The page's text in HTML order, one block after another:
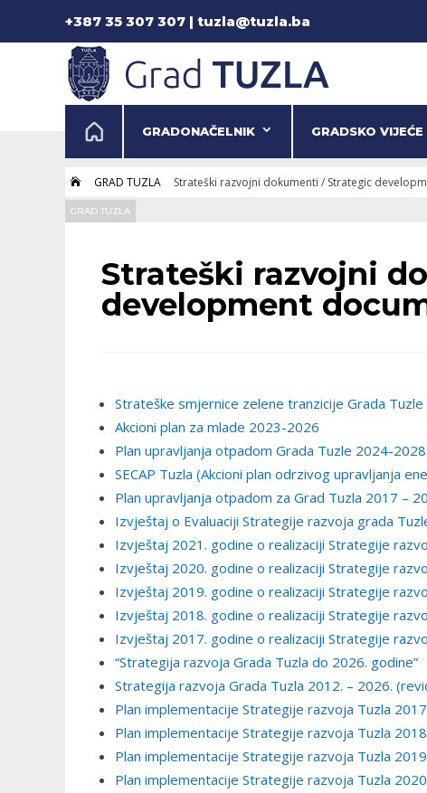
+387 35 307 307 | tuzla@tuzla.ba
GRADONAČELNIK GRADSKO VIJEĆE
 GRAD TUZLA Strateški razvojni dokumenti / Strategic
GRAD TUZLA
Strateški razvojni
development
Strateške smjernice zelene tranzicije Grada
Akcioni plan za mlade 2023-2026
Plan upravljanja otpadom Grada Tuzle 2024-
SECAP Tuzla (Akcioni plan odrzivog upravljanja
Plan upravljanja otpadom za Grad Tuzla 2017 –
Izvještaj o Evaluaciji Strategije razvoja grada
Izvještaj 2021. godine o realizaciji Strategije
Izvještaj 2020. godine o realizaciji Strategije
Izvještaj 2019. godine o realizaciji Strategije
Izvještaj 2018. godine o realizaciji Strategije
Izvještaj 2017. godine o realizaciji Strategije
“Strategija razvoja Grada Tuzla do 2026. godine”
Strategija razvoja Grada Tuzla 2012. – 2026.
Plan implementacije Strategije razvoja Tuzla
Plan implementacije Strategije razvoja Tuzla
Plan implementacije Strategije razvoja Tuzla
Plan implementacije Strategije razvoja Tuzla